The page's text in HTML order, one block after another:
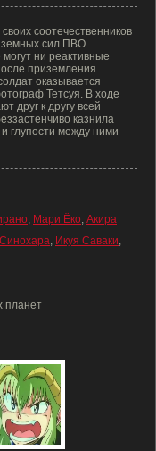
соотечественников
земных сил ПВО.
ни реактивные
приземления
оказывается
Тетсуя. В ходе
друг к другу всей
казнила
глупости между ними
, Мари Ёко, Акира
, Икуя Саваки,
планет